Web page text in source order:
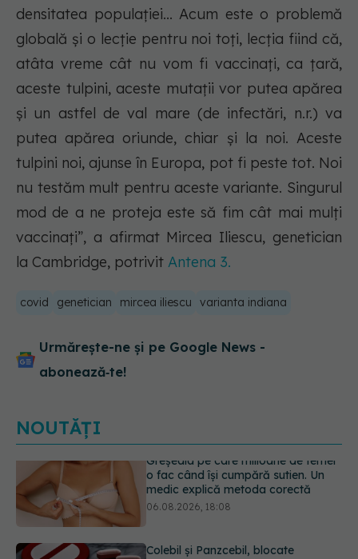
densitatea populației... Acum este o problemă
globală şi o lecție pentru noi toţi, lecţia fiind că,
atâta vreme cât nu vom fi vaccinați, ca ţară,
aceste tulpini, aceste mutații vor putea apărea
şi un astfel de val mare (de infectări, n.r.) va
putea apărea oriunde, chiar şi la noi. Aceste
tulpini noi, ajunse în Europa, pot fi peste tot. Noi
nu testăm mult pentru aceste variante. Singurul
mod de a ne proteja este să fim cât mai mulți
vaccinați”, a afirmat Mircea Iliescu, genetician
la Cambridge, potrivit Antena 3.
covid genetician mircea iliescu varianta indiana
Urmărește-ne și pe Google News -
abonează‑te!
NOUTĂȚI
Colebil și Panzcebil, blocate
temporar în farmacii. ANMDMR
explică de ce a luat măsura